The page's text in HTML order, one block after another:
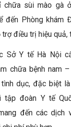
chữa sùi mào gà
đến Phòng khám
trợ điều trị hiệu quả,
Sở Y tế Hà Nội
chữa bệnh nam
dục, đặc biệt
tập đoàn Y tế
đến các dịch